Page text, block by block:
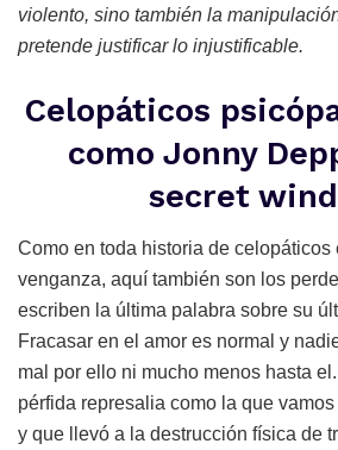
violento, sino también la
pretende justificar lo injustificable.
Celopáticos
como Jonny
secret
Como en toda historia de celopáticos
venganza, aquí también son los
escriben la última palabra sobre su
Fracasar en el amor es normal y
mal por ello ni mucho menos hasta
pérfida represalia como la que
y que llevó a la destrucción física de